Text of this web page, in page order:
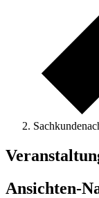
Ansichten-